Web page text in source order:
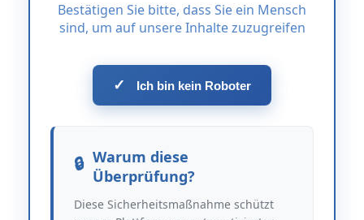
Bestätigen Sie bitte, dass Sie ein Mensch
sind, um auf unsere Inhalte zuzugreifen
✓ Ich bin kein Roboter
Warum diese
Überprüfung?
Diese Sicherheitsmaßnahme schützt